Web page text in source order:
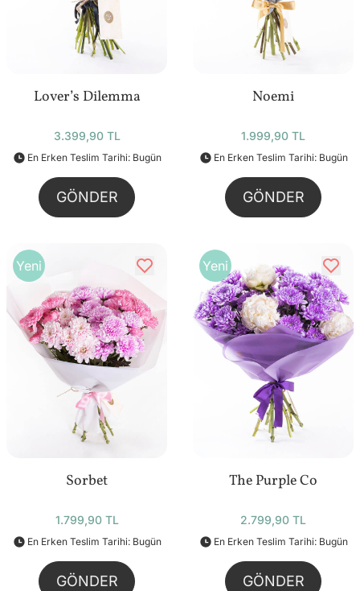
Lover’s Dilemma
3.399,90 TL
En Erken Teslim Tarihi: Bugün
GÖNDER
Noemi
1.999,90 TL
En Erken Teslim Tarihi: Bugün
GÖNDER
Yeni
Sorbet
1.799,90 TL
En Erken Teslim Tarihi: Bugün
GÖNDER
Yeni
The Purple Co
2.799,90 TL
En Erken Teslim Tarihi: Bugün
GÖNDER